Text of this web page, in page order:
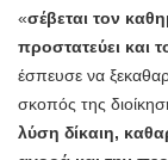
«σέβεται τον
προστατεύει και
έσπευσε να
σκοπός της
λύση δίκαιη,